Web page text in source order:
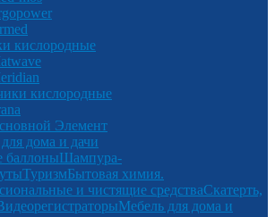
кислородные
кислородные
Элемент
дома и дачи
баллоныШампура-
ТуризмБытовая химия.
и чистящие средстваСкатерть,
Мебель для дома и